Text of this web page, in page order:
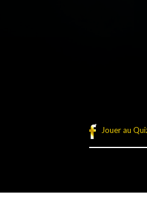
Jouer au